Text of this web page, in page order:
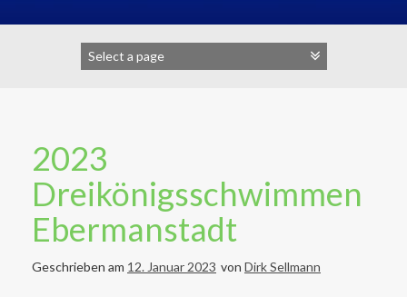
2023
Dreikönigsschwimmen
Ebermanstadt
Geschrieben am 12. Januar 2023 von Dirk Sellmann